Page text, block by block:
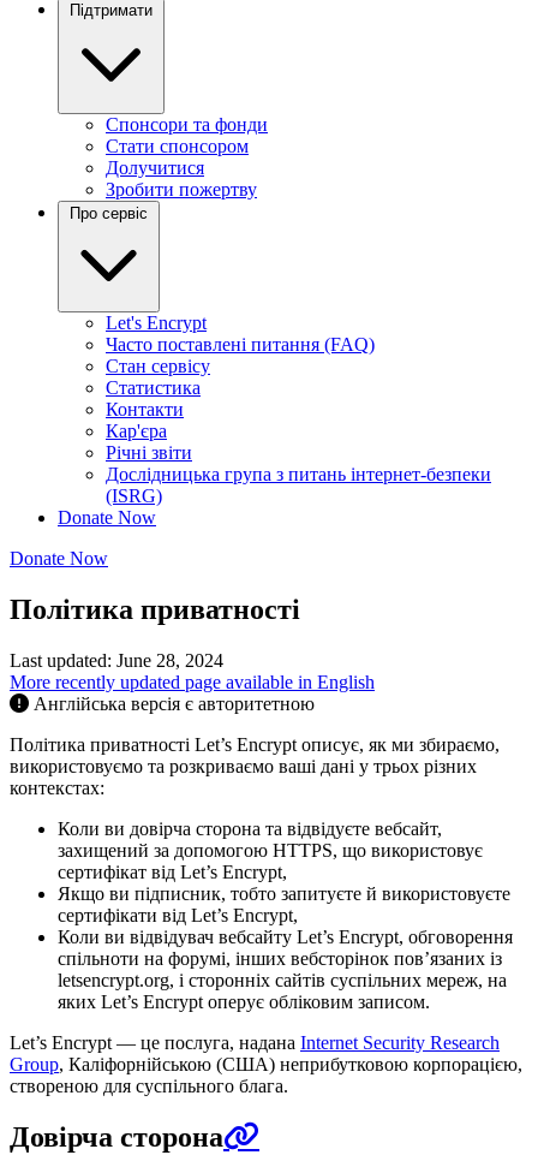
Підтримати
Спонсори та фонди
Стати спонсором
Долучитися
Зробити пожертву
Про сервіс
Let's Encrypt
Часто поставлені питання (FAQ)
Стан сервісу
Статистика
Контакти
Кар'єра
Річні звіти
Дослідницька група з питань інтернет-безпеки
(ISRG)
Donate Now
Donate Now
Політика приватності
Last updated: June 28, 2024
More recently updated page available in English
Англійська версія є авторитетною
Політика приватності Let’s Encrypt описує, як ми збираємо,
використовуємо та розкриваємо ваші дані у трьох різних
контекстах:
Коли ви довірча сторона та відвідуєте вебсайт,
захищений за допомогою HTTPS, що використовує
сертифікат від Let’s Encrypt,
Якщо ви підписник, тобто запитуєте й використовуєте
сертифікати від Let’s Encrypt,
Коли ви відвідувач вебсайту Let’s Encrypt, обговорення
спільноти на форумі, інших вебсторінок пов’язаних із
letsencrypt.org, і сторонніх сайтів суспільних мереж, на
яких Let’s Encrypt оперує обліковим записом.
Let’s Encrypt — це послуга, надана Internet Security Research
Group, Каліфорнійською (США) неприбутковою корпорацією,
створеною для суспільного блага.
Довірча сторона